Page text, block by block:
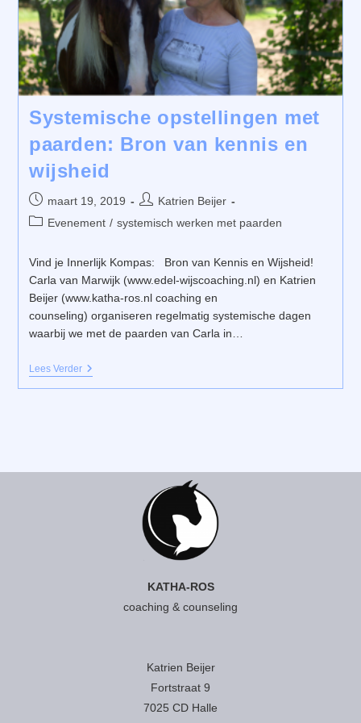
Systemische opstellingen met
paarden: Bron van kennis en
wijsheid
Bericht
gepubliceerd
maart 19, 2019
Bericht
auteur:
Katrien Beijer
Berichtcategorie:
Evenement / systemisch werken met paarden
Vind je Innerlijk Kompas: Bron van Kennis en Wijsheid!
Carla van Marwijk (www.edel-wijscoaching.nl) en Katrien
Beijer (www.katha-ros.nl coaching en
counseling) organiseren regelmatig systemische dagen
waarbij we met de paarden van Carla in…
Lees VerderSystemische
Wijsheid
KATHA-ROS
coaching & counseling
Katrien Beijer
Fortstraat 9
7025 CD Halle